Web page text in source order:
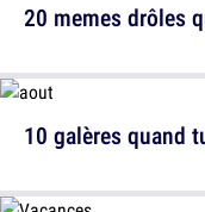
20 memes drôles
10 galères quand